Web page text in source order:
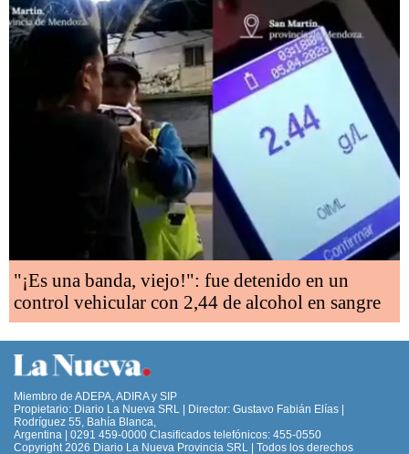
"¡Es una banda, viejo!": fue detenido en un
control vehicular con 2,44 de alcohol en sangre
Miembro de ADEPA, ADIRA y SIP
Propietario: Diario La Nueva SRL | Director: Gustavo Fabián Elías |
Rodríguez 55, Bahía Blanca,
Argentina | 0291 459-0000 Clasificados telefónicos: 455-0550
Copyright 2026 Diario La Nueva Provincia SRL | Todos los derechos